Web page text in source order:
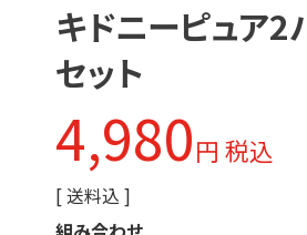
キドニーピュア2
セット
4,980 税込
送料込